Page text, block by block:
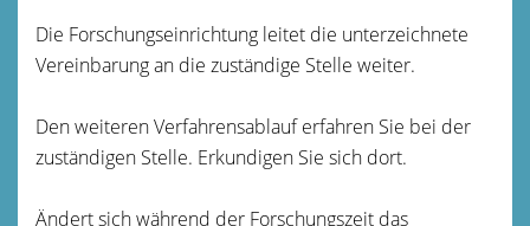
Die Forschungseinrichtung leitet die unterzeichnete
Vereinbarung an die zuständige Stelle weiter.
Den weiteren Verfahrensablauf erfahren Sie bei der
zuständigen Stelle. Erkundigen Sie sich dort.
Ändert sich während der Forschungszeit das